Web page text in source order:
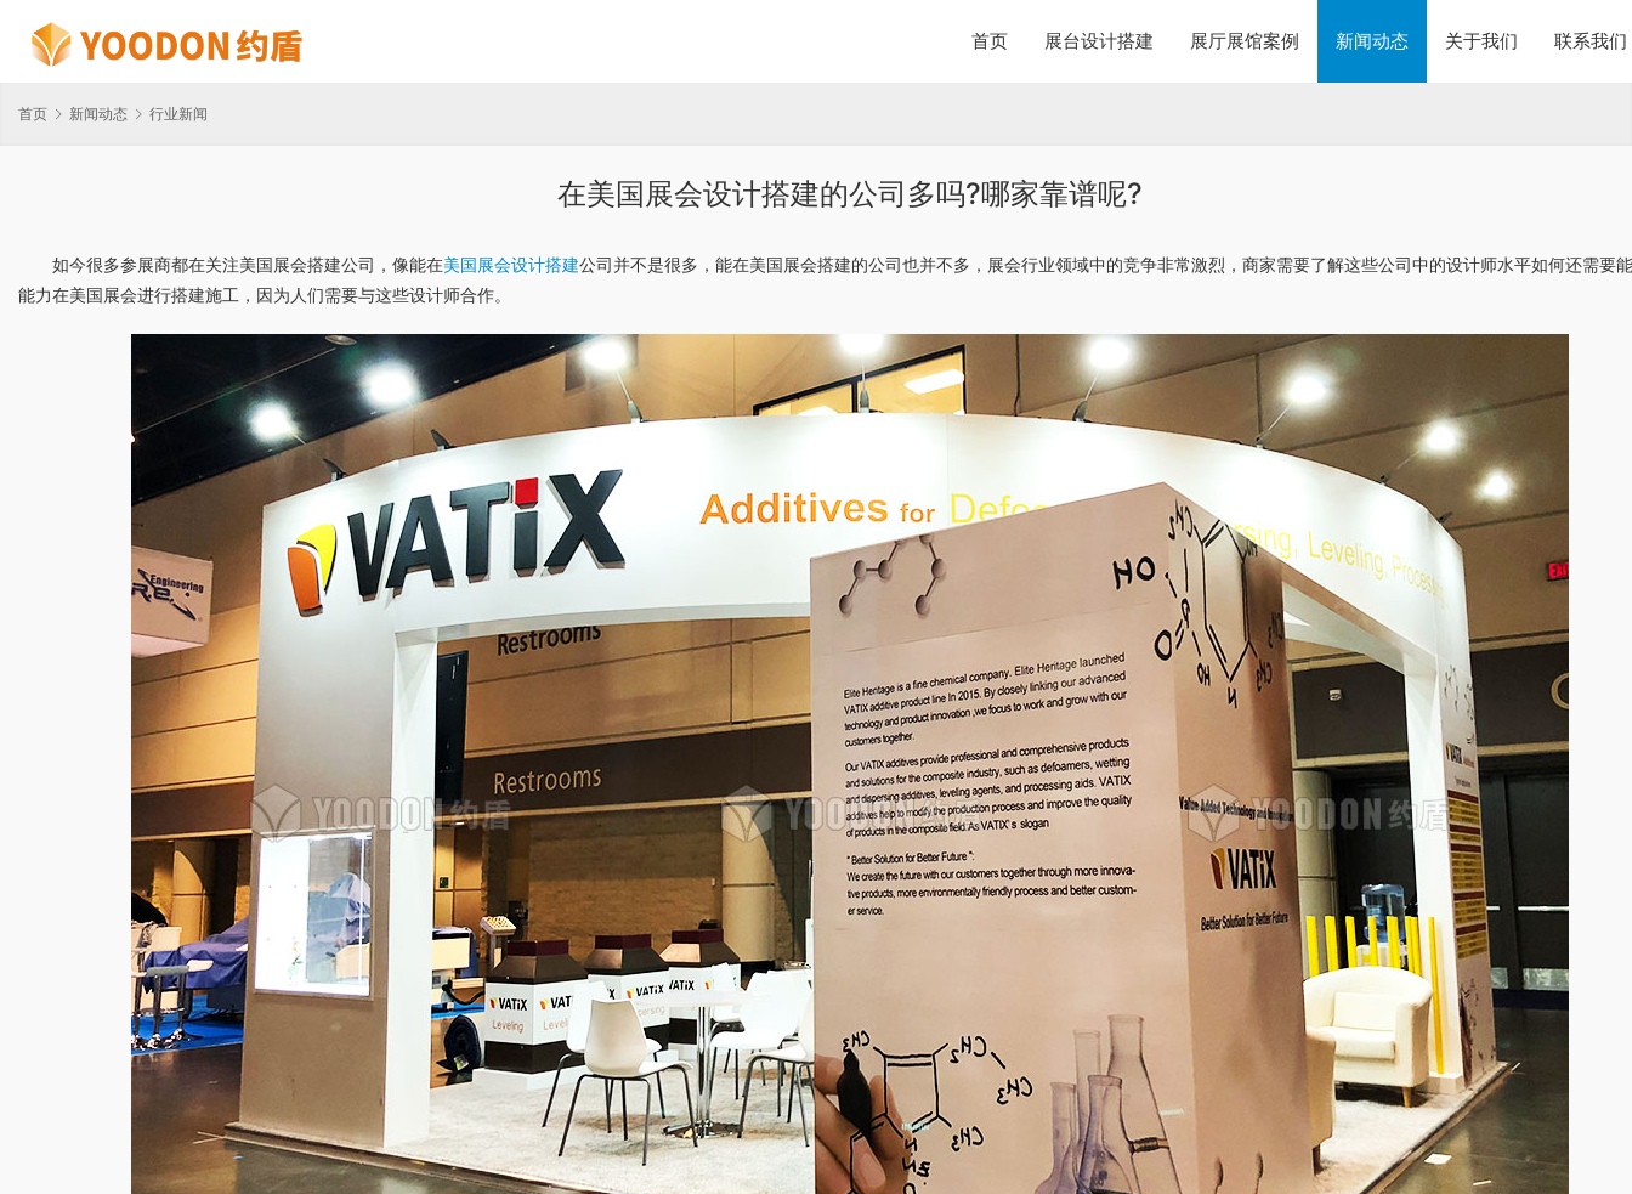
首页 展台设计搭建 展厅展馆案例 新闻动态 关于我们 联系我们
首页 新闻动态 行业新闻
在美国展会设计搭建的公司多吗?哪家靠谱呢?
如今很多参展商都在关注美国展会搭建公司，像能在美国展会设计搭建公司并不是很多，能在美国展会搭建的公司也并不多，展会行业领域中的竞争非常激烈，商家需要了解这些公司中的设计师水平如何还需要
能力在美国展会进行搭建施工，因为人们需要与这些设计师合作。